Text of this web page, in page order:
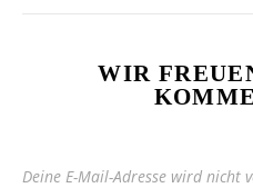
WIR
Deine E-Mail-Adresse wird nicht